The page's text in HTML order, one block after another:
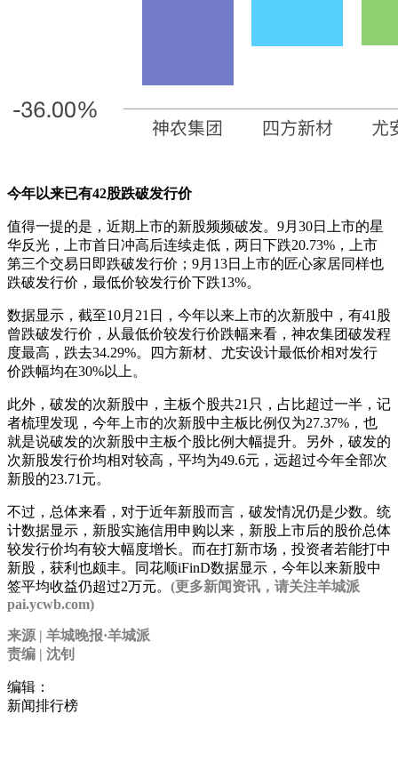
今年以来已有42股跌破发行价
值得一提的是，近期上市的新股频频破发。9月30日上市的星
华反光，上市首日冲高后连续走低，两日下跌20.73%，上市
第三个交易日即跌破发行价；9月13日上市的匠心家居同样也
跌破发行价，最低价较发行价下跌13%。
数据显示，截至10月21日，今年以来上市的次新股中，有41股
曾跌破发行价，从最低价较发行价跌幅来看，神农集团破发程
度最高，跌去34.29%。四方新材、尤安设计最低价相对发行
价跌幅均在30%以上。
此外，破发的次新股中，主板个股共21只，占比超过一半，记
者梳理发现，今年上市的次新股中主板比例仅为27.37%，也
就是说破发的次新股中主板个股比例大幅提升。另外，破发的
次新股发行价均相对较高，平均为49.6元，远超过今年全部次
新股的23.71元。
不过，总体来看，对于近年新股而言，破发情况仍是少数。统
计数据显示，新股实施信用申购以来，新股上市后的股价总体
较发行价均有较大幅度增长。而在打新市场，投资者若能打中
新股，获利也颇丰。同花顺iFinD数据显示，今年以来新股中
签平均收益仍超过2万元。 (更多新闻资讯，请关注羊城派
pai.ycwb.com)
来源 | 羊城晚报·羊城派
责编 | 沈钊
编辑：
新闻排行榜